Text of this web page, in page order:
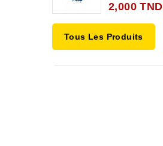
2,000 TND
Tous Les Produits